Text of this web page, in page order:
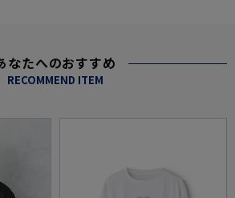
なたへのおすすめ
RECOMMEND ITEM